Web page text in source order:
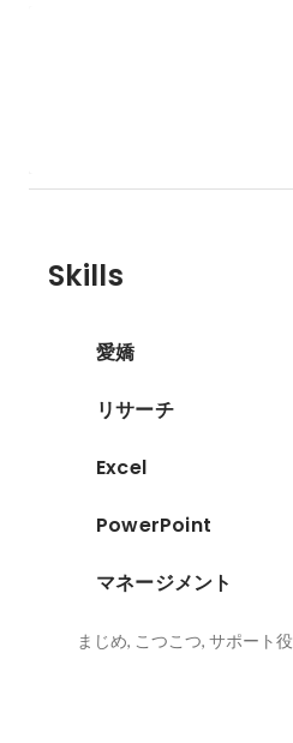
Skills
愛嬌
リサーチ
Excel
PowerPoint
マネージメント
まじめ, こつこつ, サポート役